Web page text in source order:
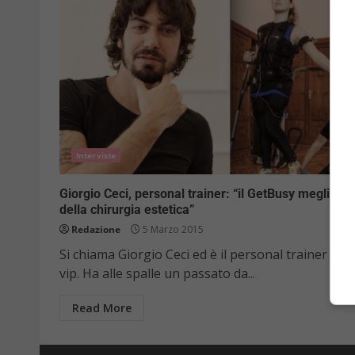
Interviste
Giorgio Ceci, personal trainer: “il GetBusy meglio
della chirurgia estetica”
Redazione 5 Marzo 2015
Si chiama Giorgio Ceci ed è il personal trainer dei
vip. Ha alle spalle un passato da...
Read More